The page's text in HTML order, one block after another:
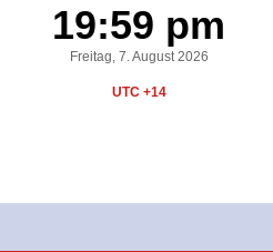
19:59 pm
Freitag, 7. August 2026
UTC +14